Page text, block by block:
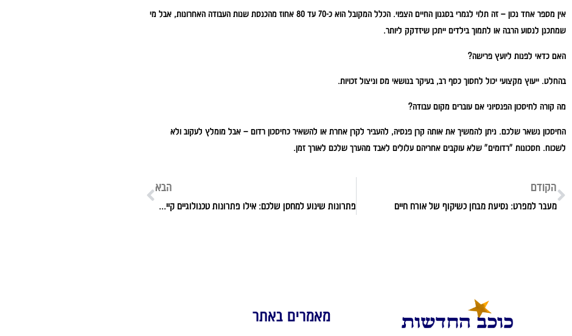
אין מספר אחד נכון – זה תלוי לגמרי בסגנון החיים הצפוי. הכלל המקובל הוא כ-70 עד 80 אחוז מהכנסת שנות העבודה האחרונות, אבל מי
שמתכנן לנסוע הרבה או לתמוך בילדים ייתכן שיזדקק ליותר.
האם כדאי לפנות ליועץ פרישה?
בהחלט. ייעוץ מקצועי יכול לחסוך כסף רב, בעיקר בנושאי מס וניצול זכויות.
מה קורה לחיסכון הפנסיוני אם עוברים מקום עבודה?
החיסכון נשאר שלכם. ניתן להמשיך את אותה קרן פנסיה, להעביר לקרן אחרת או להשאיר כחיסכון רדום – אבל מומלץ לעקוב ולא
לשכוח. חסכונות "רדומים" שלא עוקבים אחריהם עלולים לאבד מהערך שלכם לאורך זמן.
הקודם
מעבר למפרט: נסיעת מבחן כשיקוף של אורח חיים
הבא
פתרונות שינוע למחסן שלכם: אילו פתרונות טכנולוגיים קיימים?
מאמרים באתר